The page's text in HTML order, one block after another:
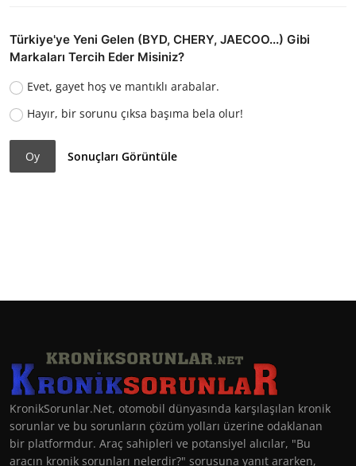
Türkiye'ye Yeni Gelen (BYD, CHERY, JAECOO...) Gibi
Markaları Tercih Eder Misiniz?
Evet, gayet hoş ve mantıklı arabalar.
Hayır, bir sorunu çıksa başıma bela olur!
Oy Sonuçları Görüntüle
KronikSorunlar.Net, otomobil dünyasında karşılaşılan kronik
sorunlar ve bu sorunların çözüm yolları üzerine odaklanan
bir platformdur. Araç sahipleri ve potansiyel alıcılar, "Bu
aracın kronik sorunları nelerdir?" sorusuna yanıt ararken,